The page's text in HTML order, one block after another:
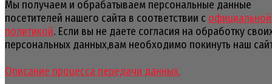
Мы получаем и обрабатываем персональные данные
посетителей нашего сайта в соответствии с официальной
политикой. Если вы не даете согласия на обработку
персональных данных,вам необходимо покинуть наш
Описание процесса передачи данных.